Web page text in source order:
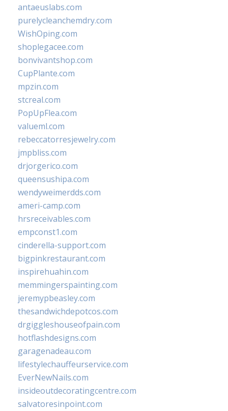
antaeuslabs.com
purelycleanchemdry.com
WishOping.com
shoplegacee.com
bonvivantshop.com
CupPlante.com
mpzin.com
stcreal.com
PopUpFlea.com
valueml.com
rebeccatorresjewelry.com
jmpbliss.com
drjorgerico.com
queensushipa.com
wendyweimerdds.com
ameri-camp.com
hrsreceivables.com
empconst1.com
cinderella-support.com
bigpinkrestaurant.com
inspirehuahin.com
memmingerspainting.com
jeremypbeasley.com
thesandwichdepotcos.com
drgiggleshouseofpain.com
hotflashdesigns.com
garagenadeau.com
lifestylechauffeurservice.com
EverNewNails.com
insideoutdecoratingcentre.com
salvatoresinpoint.com